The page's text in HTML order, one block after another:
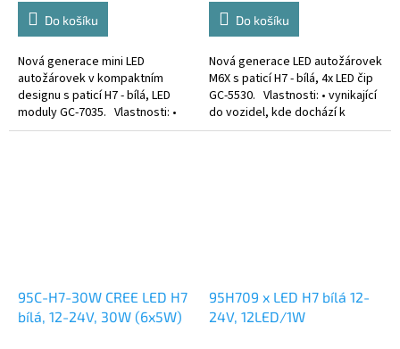
Do košíku
Nová generace mini LED
autožárovek v kompaktním
designu s paticí H7 - bílá, LED
moduly GC-7035. Vlastnosti: •
LED autožárovky do hlavních
Do košíku
Nová generace LED autožárovek
M6X s paticí H7 - bílá, 4x LED čip
GC-5530. Vlastnosti: • vynikající
do vozidel, kde dochází k
častému praskání klasických
95C-H7-30W CREE LED H7
bílá, 12-24V, 30W (6x5W)
95H709 x LED H7 bílá 12-
24V, 12LED/1W